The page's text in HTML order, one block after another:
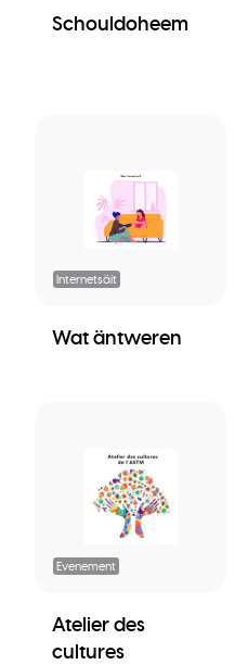
Schouldoheem
Internetsäit
Wat äntweren
Evenement
Atelier des
cultures